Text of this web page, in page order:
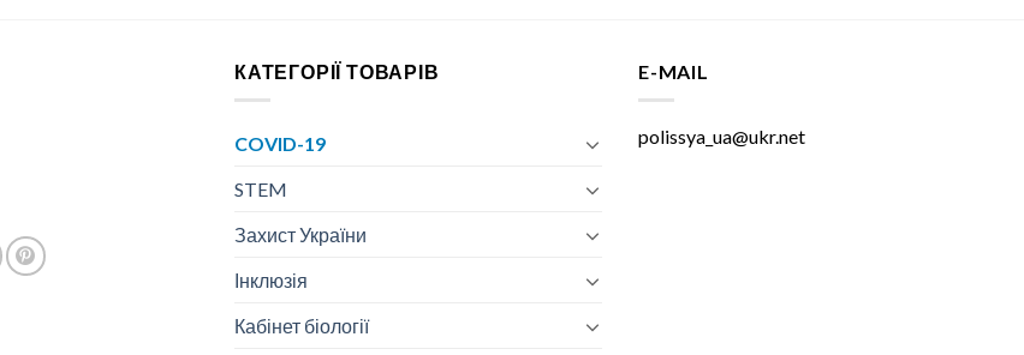
КАТЕГОРІЇ ТОВАРІВ
COVID-19
STEM
Захист України
Інклюзія
Кабінет біології
E-MAIL
polissya_ua@ukr.net